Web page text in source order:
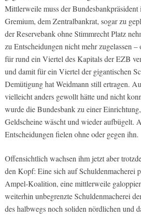
Mittlerweile muss der Bundesbankpräsident
Gremium, dem Zentralbankrat, sogar zu
der Reservebank ohne Stimmrecht Platz
zu Entscheidungen nicht mehr zugelassen
für rund ein Viertel des Kapitals der EZB
und damit für ein Viertel der gigantischen
Demütigung hat Weidmann still ertragen.
vielleicht anders gewollt hätte und nicht
wurde die Bundesbank zu einer
Geldscheine wäscht und wieder aufbügelt.
Entscheidungen fielen ohne oder gegen ihn.
Offensichtlich wachsen ihm jetzt aber
den Kopf: Eine sich auf Schuldenmacherei
Ampel-Koalition, eine mittlerweile
weiterhin unbegrenzte Schuldenmacherei
des halbwegs noch soliden nördlichen und